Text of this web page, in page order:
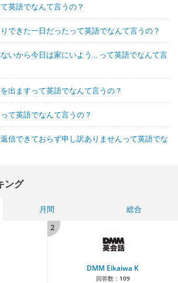
英語でなんて言うの？
できた一日だったって英語でなんて言うの？
いから今日は家にいよう... って英語でなんて言
出ますって英語でなんて言うの？
て英語でなんて言うの？
信できておらず申し訳ありませんって英語でな
ング
月間
総合
2
DMM Eikaiwa K
回答数： 109